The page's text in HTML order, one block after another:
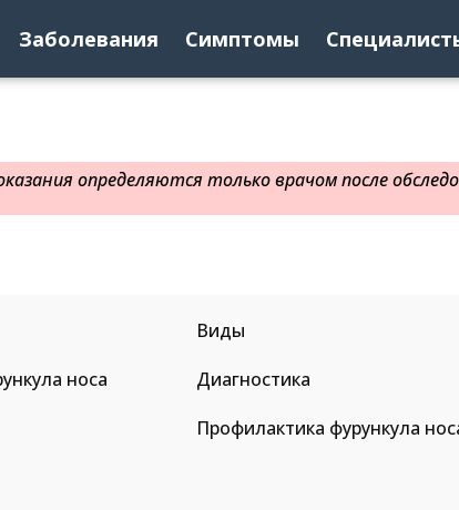
Заболевания Симптомы
определяются только врачом после
Виды
носа
Диагностика
Профилактика фурункула